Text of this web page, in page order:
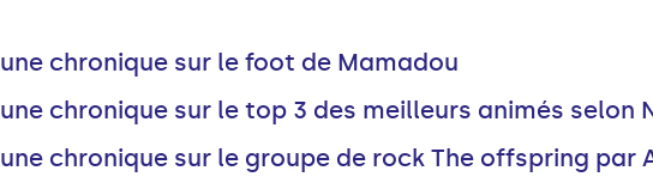
une chronique sur le foot de Mamadou
une chronique sur le top 3 des meilleurs animés selon
une chronique sur le groupe de rock The offspring par